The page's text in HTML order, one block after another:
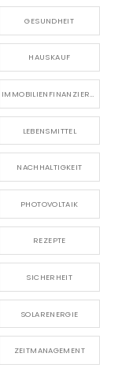
GESUNDHEIT
HAUSKAUF
IMMOBILIENFINANZIERUNG
LEBENSMITTEL
NACHHALTIGKEIT
PHOTOVOLTAIK
REZEPTE
SICHERHEIT
SOLARENERGIE
ZEITMANAGEMENT